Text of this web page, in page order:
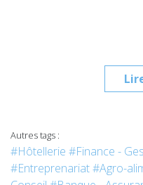
Autres tags :
#Hôtellerie #Finance -
#Entreprenariat#Agro-